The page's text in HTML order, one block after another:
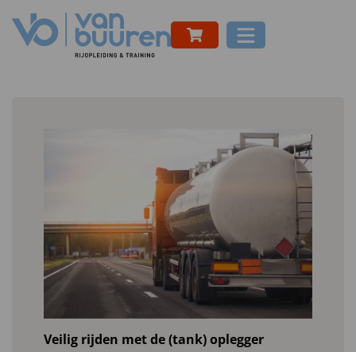
Veilig rijden met de (tank) oplegger